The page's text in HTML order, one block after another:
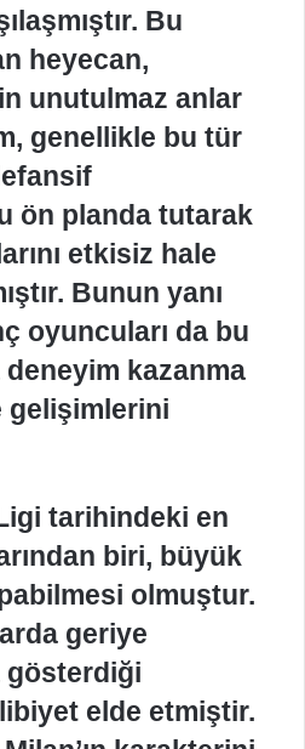
Bu
heyecan,
unutulmaz anlar
genellikle bu tür
ön planda tutarak
etkisiz hale
Bunun yanı
oyuncuları da bu
kazanma
gelişimlerini
tarihindeki en
biri, büyük
olmuştur.
geriye
gösterdiği
elde etmiştir.